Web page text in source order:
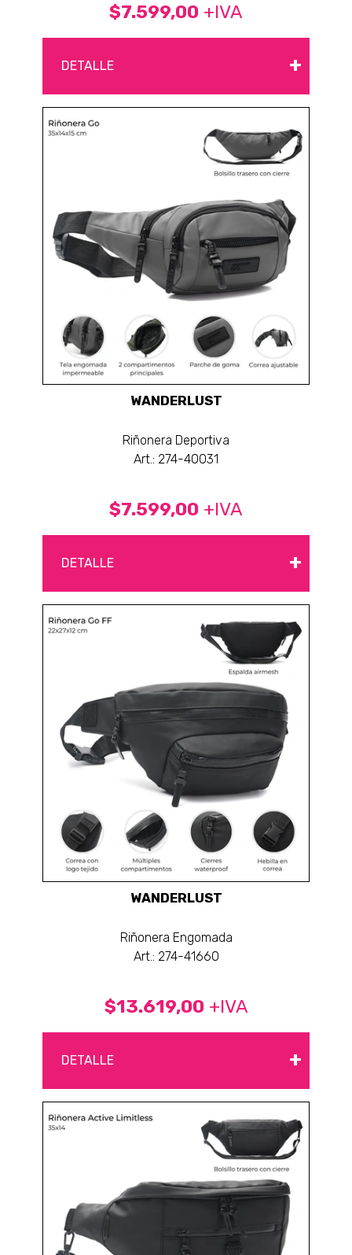
$7.599,00 +IVA
DETALLE +
WANDERLUST
Riñonera Deportiva
Art.: 274-40031
$7.599,00 +IVA
DETALLE +
WANDERLUST
Riñonera Engomada
Art.: 274-41660
$13.619,00 +IVA
DETALLE +